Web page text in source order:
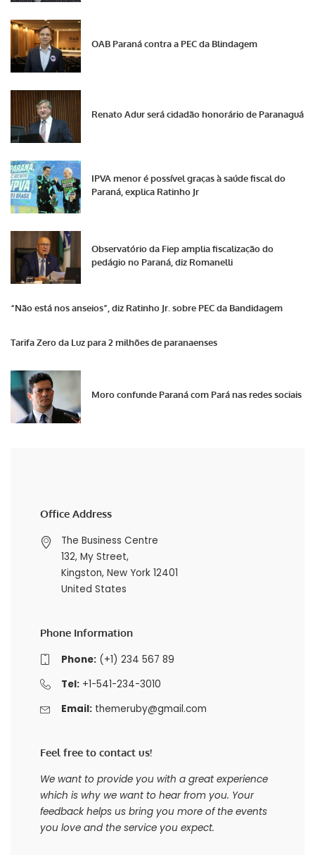
OAB Paraná contra a PEC da Blindagem
Renato Adur será cidadão honorário de Paranaguá
IPVA menor é possível graças à saúde fiscal do
Paraná, explica Ratinho Jr
Observatório da Fiep amplia fiscalização do
pedágio no Paraná, diz Romanelli
“Não está nos anseios”, diz Ratinho Jr. sobre PEC da Bandidagem
Tarifa Zero da Luz para 2 milhões de paranaenses
Moro confunde Paraná com Pará nas redes sociais
Office Address
The Business Centre
132, My Street,
Kingston, New York 12401
United States
Phone Information
Phone:(+1) 234 567 89
Tel:+1-541-234-3010
Email: themeruby@gmail.com
Feel free to contact us!
We want to provide you with a great experience
which is why we want to hear from you. Your
feedback helps us bring you more of the events
you love and the service you expect.